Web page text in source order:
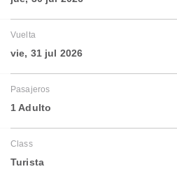
Vuelta
vie, 31 jul 2026
Pasajeros
1 Adulto
Class
Turista